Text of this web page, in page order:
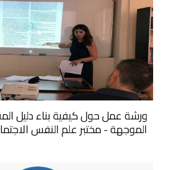
ورشة عمل حول كيفية بناء دليل
الموجهة - مختبر علم النفس